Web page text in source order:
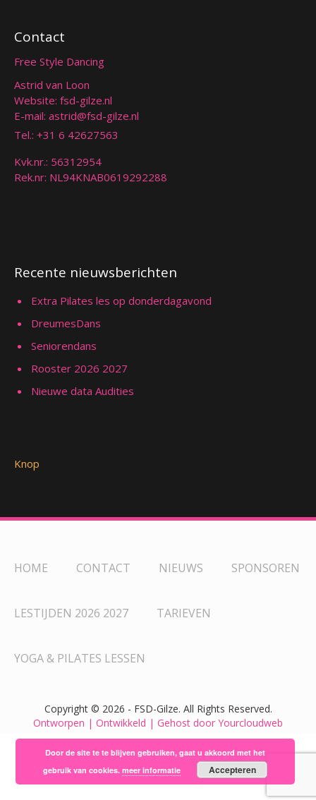
Contact
Free Style Dancing
Astrid van Loon
Website: fsd-gilze.nl
E-mail: astrid@fsd-gilze.nl
Tel.: +31 6 42627563
Kvk.nr.: 56312954
Rek.nr: NL94KNAB0619292288
Recente nieuwsberichten
Extra Pilates les op donderdagavond
DreumesDans
Seniorendans
Rooster 2026 2027
Nieuwe data Audities
Knop
HOME CONTACT NIEUWS SPONSOREN
LESTIJDEN 2026 2027 TARIEVEN
YOGA & PILATES LESSEN
Copyright © 2026 - FSD-Gilze. All Rights Reserved.
Ontworpen | Ontwikkeld | Gehost door Yourcloudweb
Door de site te te blijven gebruiken, gaat u akkoord met het
gebruik van cookies.meer informatie Accepteren